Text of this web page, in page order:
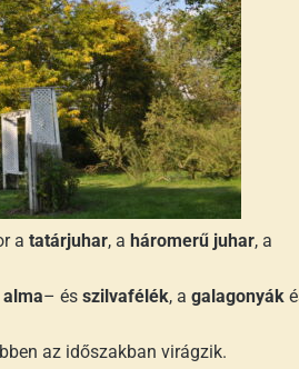
a tatárjuhar, a háromerű juhar, a
alma– és szilvafélék, a galagonyák
az időszakban virágzik.